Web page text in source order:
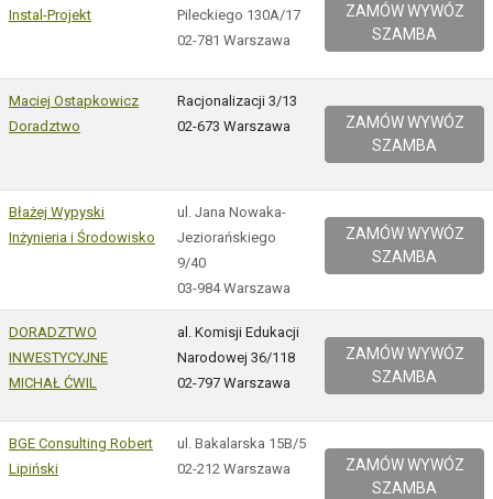
Instal-Projekt
Pileckiego 130A/17
02-781 Warszawa
ZAMÓW WYWÓZ
SZAMBA
Maciej Ostapkowicz
Doradztwo
Racjonalizacji 3/13
02-673 Warszawa
ZAMÓW WYWÓZ
SZAMBA
Błażej Wypyski
Inżynieria i Środowisko
ul. Jana Nowaka-
Jeziorańskiego
9/40
03-984 Warszawa
ZAMÓW WYWÓZ
SZAMBA
DORADZTWO
INWESTYCYJNE
MICHAŁ ĆWIL
al. Komisji Edukacji
Narodowej 36/118
02-797 Warszawa
ZAMÓW WYWÓZ
SZAMBA
BGE Consulting Robert
Lipiński
ul. Bakalarska 15B/5
02-212 Warszawa
ZAMÓW WYWÓZ
SZAMBA